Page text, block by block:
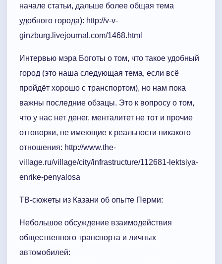
начале статьи, дальше более общая тема
удобного города): http://v-v-
ginzburg.livejournal.com/1468.html
Интервью мэра Боготы о том, что такое удобный
город (это наша следующая тема, если всё
пройдёт хорошо с транспортом), но нам пока
важны последние обзацы. Это к вопросу о том,
что у нас нет денег, менталитет не тот и прочие
отговорки, не имеющие к реальности никакого
отношения: http://www.the-
village.ru/village/city/infrastructure/112681-lektsiya-
enrike-penyalosa
ТВ-сюжеты из Казани об опыте Перми:
Небольшое обсуждение взаимодействия
общественного транспорта и личных
автомобилей: